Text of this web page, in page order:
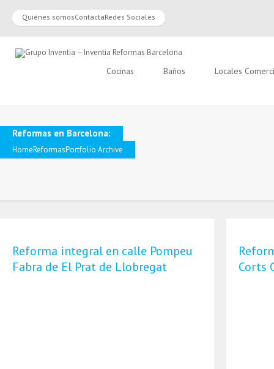
Quiénes somosContactaRedes Sociales
Cocinas Baños Locales
Reformas en Barcelona:
HomeReformasPortfolio Archive
Reforma integral en calle Pompeu
Fabra de El Prat de Llobregat
Corts